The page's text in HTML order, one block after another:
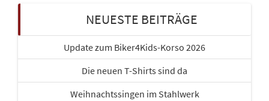
NEUESTE BEITRÄGE
Update zum Biker4Kids-Korso 2026
Die neuen T-Shirts sind da
Weihnachtssingen im Stahlwerk